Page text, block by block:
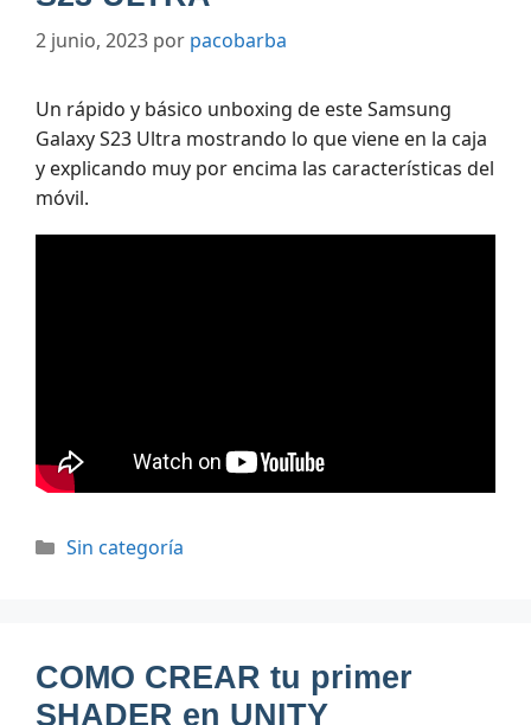
2 junio, 2023 por pacobarba
Un rápido y básico unboxing de este Samsung
Galaxy S23 Ultra mostrando lo que viene en la caja
y explicando muy por encima las características del
móvil.
Categorías
Sin categoría
COMO CREAR tu primer
SHADER en UNITY